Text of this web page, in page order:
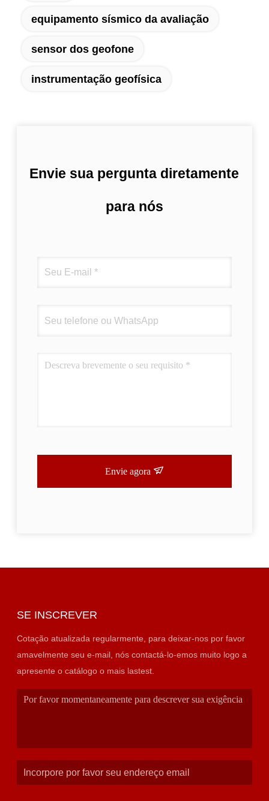
equipamento sísmico da avaliação
sensor dos geofone
instrumentação geofísica
Envie sua pergunta diretamente
para nós
Envie agora
SE INSCREVER
Cotação atualizada regularmente, para deixar-nos por favor
amavelmente seu e-mail, nós contactá-lo-emos muito logo a
apresente o catálogo o mais lastest.